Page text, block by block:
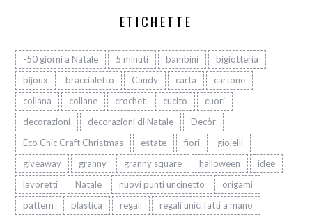
ETICHETTE
-50 giorni a Natale 5 minuti bambini
bigiotteria
bijoux
braccialetto Candy carta
cartone
collana
collane crochet cucito
cuori
decorazioni
decorazioni di Natale
Decòr
Eco Chic Craft Christmas
estate fiori
gioielli
giveaway
granny granny square halloween
idee
lavoretti
Natale nuovi punti uncinetto
origami
pattern
plastica regali
regali unici fatti a mano